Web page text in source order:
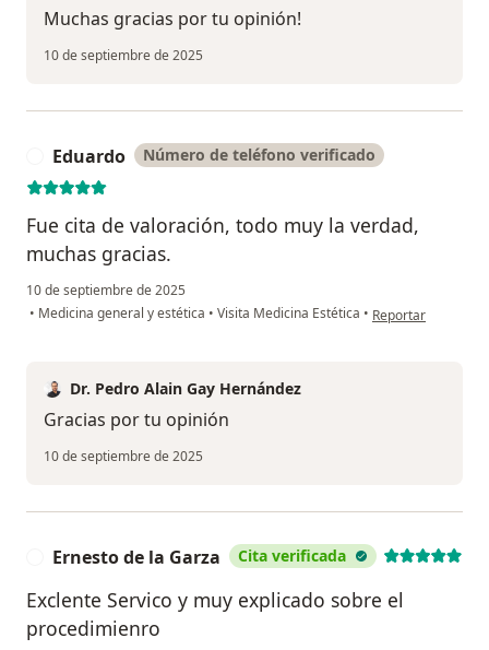
Muchas gracias por tu opinión!
10 de septiembre de 2025
Eduardo Número de teléfono verificado
Fue cita de valoración, todo muy la verdad,
muchas gracias.
10 de septiembre de 2025
• Medicina general y estética • Visita Medicina Estética • en opinión del
Reportar
Dr. Pedro Alain Gay Hernández
Gracias por tu opinión
10 de septiembre de 2025
Ernesto de la Garza Cita verificada
Exclente Servico y muy explicado sobre el
procedimienro